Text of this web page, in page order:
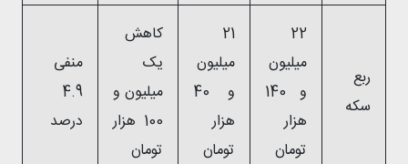
ربع
سکه
22
میلیون
و 140
هزار
تومان
21
میلیون
و 40
هزار
تومان
کاهش
یک
میلیون و
100 هزار
تومان
منفی
4.9
درصد